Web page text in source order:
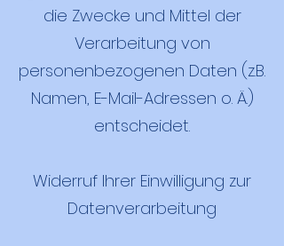
die Zwecke und Mittel der
Verarbeitung von
personenbezogenen Daten (z.B.
Namen, E-Mail-Adressen o. Ä.)
entscheidet.
Widerruf Ihrer Einwilligung zur
Datenverarbeitung